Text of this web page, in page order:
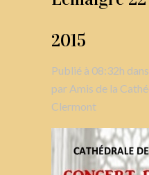
2015
Publié à 08:32h dans
par Amis de la
Clermont